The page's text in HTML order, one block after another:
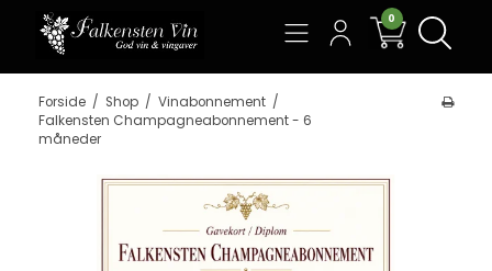
0
Forside / Shop / Vinabonnement /
Falkensten Champagneabonnement - 6
måneder